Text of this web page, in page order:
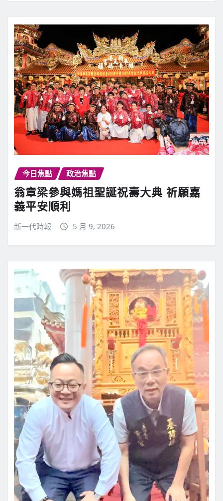
今日焦點 政治焦點
翁章梁參與媽祖聖誕祝壽大典 祈願嘉
義平安順利
新一代時報 5 月 9, 2026